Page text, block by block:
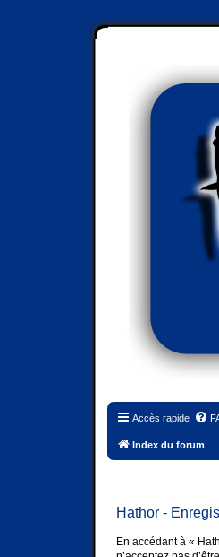
Accès rapide
Index du forum
Hathor -
En accédant à «